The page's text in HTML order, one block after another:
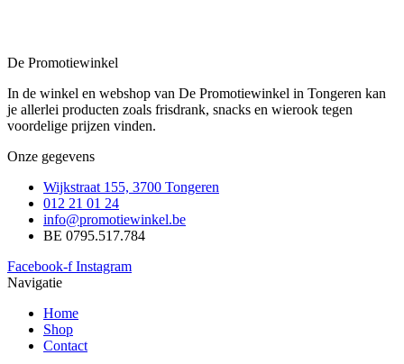
De Promotiewinkel
In de winkel en webshop van De Promotiewinkel in Tongeren kan
je allerlei producten zoals frisdrank, snacks en wierook tegen
voordelige prijzen vinden.
Onze gegevens
Wijkstraat 155, 3700 Tongeren
012 21 01 24
info@promotiewinkel.be
BE 0795.517.784
Facebook-f Instagram
Navigatie
Home
Shop
Contact